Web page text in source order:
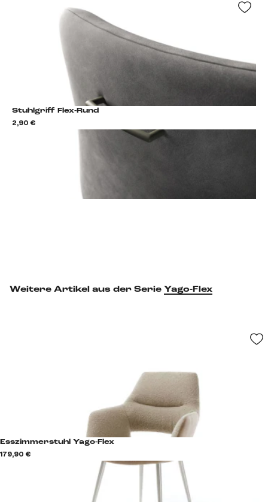
Stuhlgriff Flex-Rund
2,90 €
Stuhlgriff hinzufügen
Weitere Artikel aus der Serie Yago-Flex
Esszimmerstuhl Yago-Flex
179,90 €